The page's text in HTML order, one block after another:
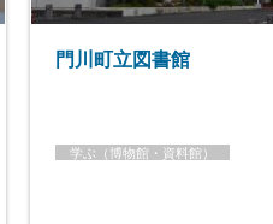
門川町立図書館
学ぶ（博物館・資料館）